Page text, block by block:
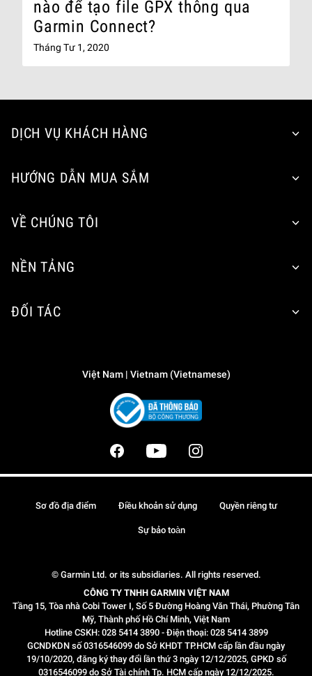
nào để tạo file GPX thông qua
Garmin Connect?
Tháng Tư 1, 2020
DỊCH VỤ KHÁCH HÀNG
HƯỚNG DẪN MUA SẮM
VỀ CHÚNG TÔI
NỀN TẢNG
ĐỐI TÁC
Việt Nam | Vietnam (Vietnamese)
© Garmin Ltd. or its subsidiaries. All rights reserved.
CÔNG TY TNHH GARMIN VIỆT NAM
Tầng 15, Tòa nhà Cobi Tower I, Số 5 Đường Hoàng Văn Thái, Phường Tân
Mỹ, Thành phố Hồ Chí Minh, Việt Nam
Hotline CSKH: 028 5414 3890 - Điện thoại: 028 5414 3899
GCNDKDN số 0316546099 do Sở KHDT TP.HCM cấp lần đầu ngày
19/10/2020, đăng ký thay đổi lần thứ 3 ngày 12/12/2025, GPKD số
0316546099 do Sở Tài chính Tp. HCM cấp ngày 12/12/2025.
Sơ đồ địa điểm Điều khoản sử dụng Quyền riêng tư
Sự bảo toàn